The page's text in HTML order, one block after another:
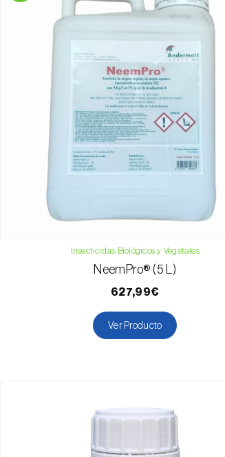
Insecticidas Biológicos y Vegetales
NeemPro® (5 L)
627,99€
Ver Producto